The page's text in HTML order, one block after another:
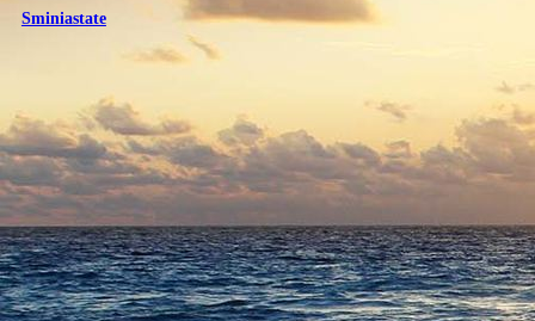
Sminiastate